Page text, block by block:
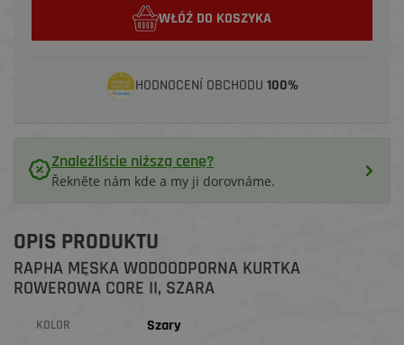
WŁÓŻ DO KOSZYKA
HODNOCENÍ OBCHODU 100%
Znaleźliście niższą cenę?
Řekněte nám kde a my ji dorovnáme.
OPIS PRODUKTU
RAPHA MĘSKA WODOODPORNA KURTKA
ROWEROWA CORE II, SZARA
KOLOR Szary